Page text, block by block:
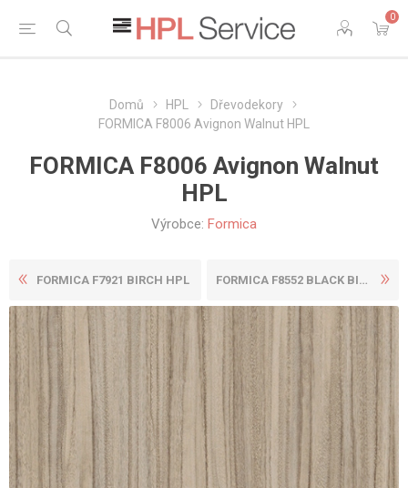
0
Domů HPL
Dřevodekory
FORMICA F8006 Avignon Walnut HPL
FORMICA F8006 Avignon Walnut
HPL
Výrobce: Formica
FORMICA F7921 BIRCH HPL FORMICA F8552 BLACK BIRCHPL...